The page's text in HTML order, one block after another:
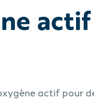
actif
actif pour